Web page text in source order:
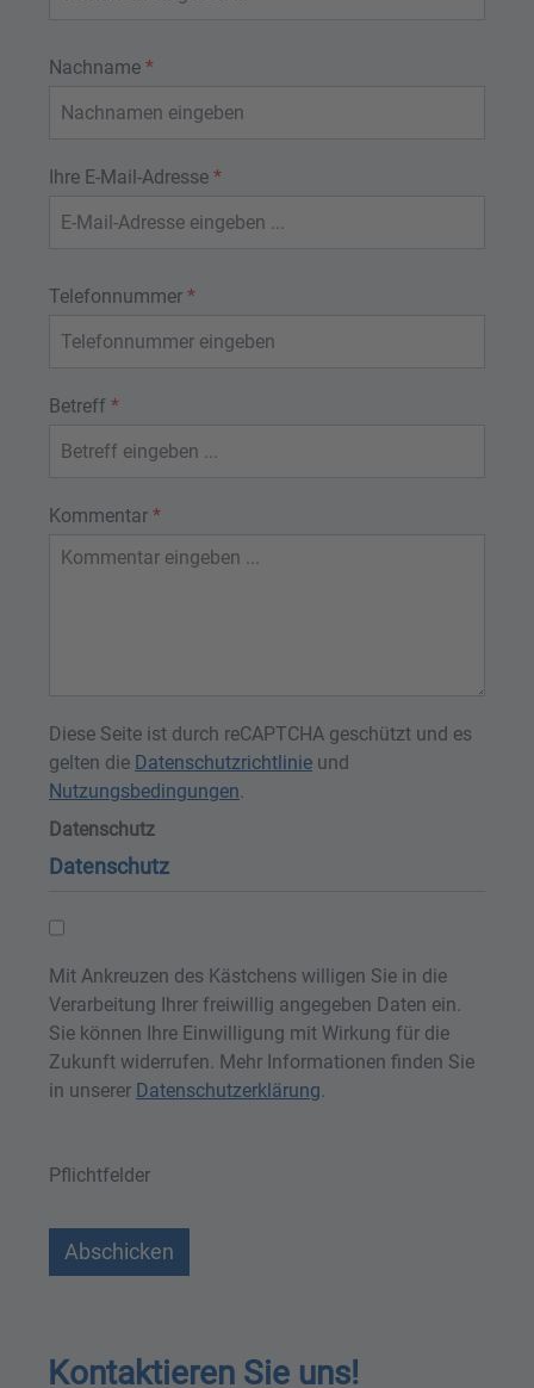
Nachname *
Ihre E-Mail-Adresse *
Telefonnummer *
Betreff *
Kommentar *
Diese Seite ist durch reCAPTCHA geschützt und es
gelten die Datenschutzrichtlinie und
Nutzungsbedingungen
Datenschutz
Datenschutz
Mit Ankreuzen des Kästchens willigen Sie in die
Verarbeitung Ihrer freiwillig angegeben Daten ein.
Sie können Ihre Einwilligung mit Wirkung für die
Zukunft widerrufen. Mehr Informationen finden Sie
in unserer Datenschutzerklärung.
Pflichtfelder
Abschicken
Kontaktieren Sie uns!